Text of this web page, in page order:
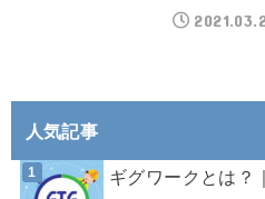
人気記事
ギグワークとは？